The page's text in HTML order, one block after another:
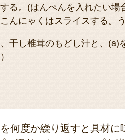
る。(はんぺんを入れたい
んにゃくはスライスする。
干し椎茸のもどし汁と、(a)
何度か繰り返すと具材